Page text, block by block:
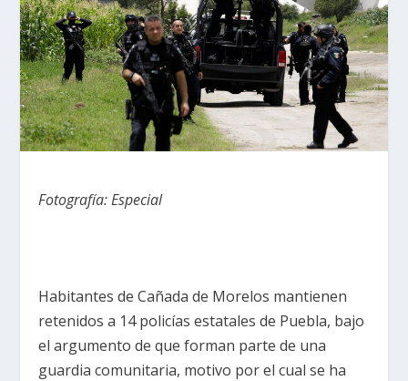
Fotografía: Especial
Habitantes de Cañada de Morelos mantienen
retenidos a 14 policías estatales de Puebla, bajo
el argumento de que forman parte de una
guardia comunitaria, motivo por el cual se ha